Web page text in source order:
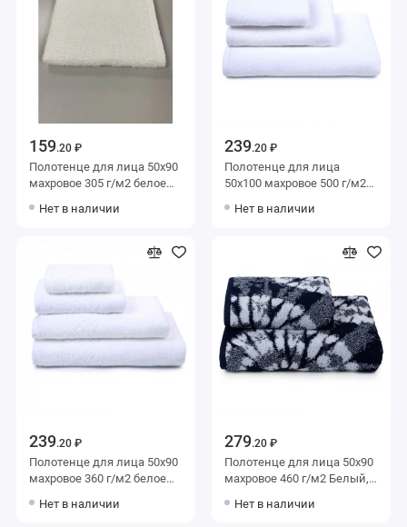
159.20 ₽
Полотенце для лица 50х90
махровое 305 г/м2 белое
Нет в наличии
239.20 ₽
Полотенце для лица
50х100 махровое 500 г/м2
Донецкая мануфактура
Нет в наличии
239.20 ₽
Полотенце для лица 50х90
махровое 360 г/м2 белое
Plait
Нет в наличии
279.20 ₽
Полотенце для лица 50х90
махровое 460 г/м2 Белый,
мануфактура
Нет в наличии